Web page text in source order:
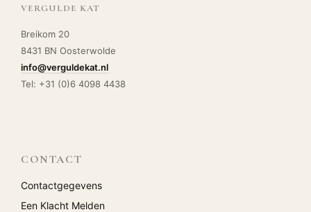
VERGULDE KAT
Breikom 20
8431 BN Oosterwolde
info@verguldekat.nl
Tel: +31 (0)6 4098 4438
CONTACT
Contactgegevens
Een Klacht Melden